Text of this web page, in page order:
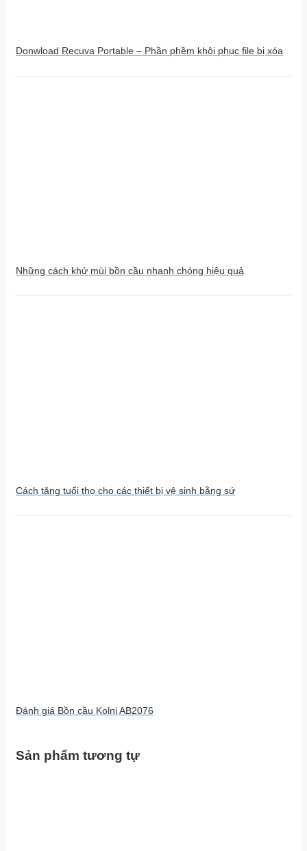
Donwload Recuva Portable – Phần phềm khôi phục file bị xóa
Những cách khử mùi bồn cầu nhanh chóng hiệu quả
Cách tăng tuổi thọ cho các thiết bị vệ sinh bằng sứ
Đánh giá Bồn cầu Kolni AB2076
Sản phẩm tương tự